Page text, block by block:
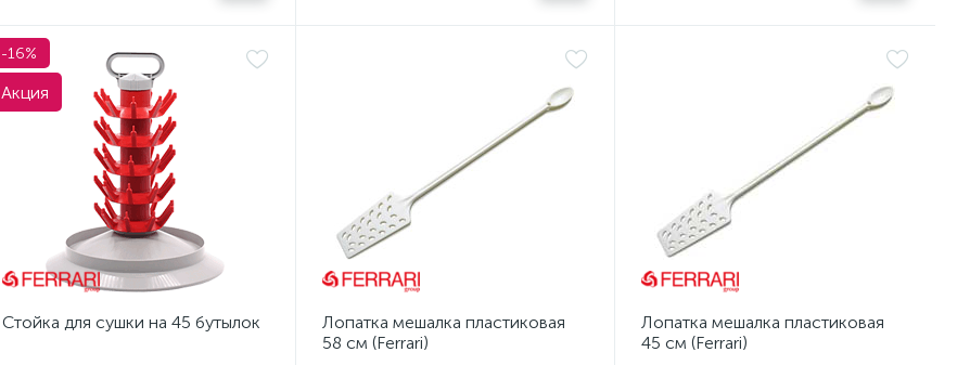
-16%
Акция
Стойка для сушки на 45 бутылок
Лопатка мешалка пластиковая
58 см (Ferrari)
Лопатка мешалка пластиковая
45 см (Ferrari)